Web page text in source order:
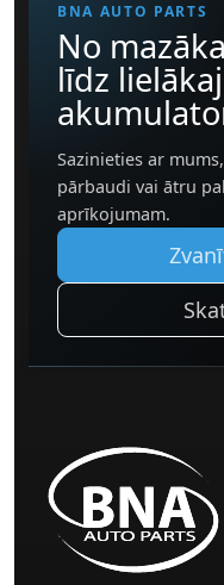
BNA AUTO PARTS
No
līdz
Sazinieties ar
pārbaudi vai ātru
aprīkojumam.